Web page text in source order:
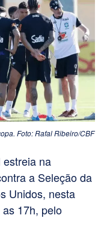
Foto: Rafal Ribeiro/CBF
estreia na
a Seleção da
Unidos, nesta
17h, pelo